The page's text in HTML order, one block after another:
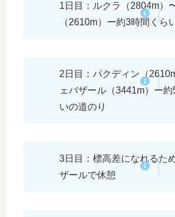
1日目：ルクラ（2804m）
（2610m）ー約3時間くら
2日目：パクディン（
ェバザール（3441m）ー約
いの道のり
3日目：標高差になれるた
ザールで休憩